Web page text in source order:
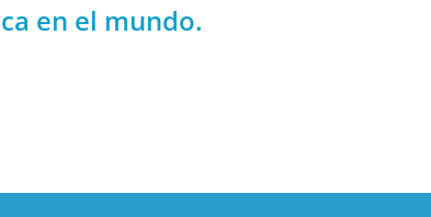
en el mundo.